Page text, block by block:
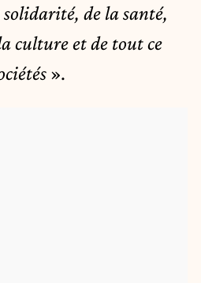
de la santé,
culture et de tout ce
».